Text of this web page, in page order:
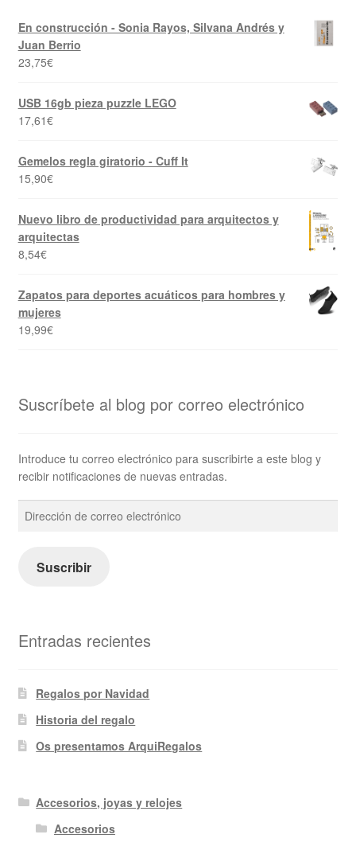
En construcción - Sonia Rayos, Silvana Andrés y
Juan Berrio
23,75€
USB 16gb pieza puzzle LEGO
17,61€
Gemelos regla giratorio - Cuff It
15,90€
Nuevo libro de productividad para arquitectos y
arquitectas
8,54€
Zapatos para deportes acuáticos para hombres y
mujeres
19,99€
Suscríbete al blog por correo electrónico
Introduce tu correo electrónico para suscribirte a este blog y
recibir notificaciones de nuevas entradas.
Dirección
de
electrónico
Suscribir
Entradas recientes
Regalos por Navidad
Historia del regalo
Os presentamos ArquiRegalos
Accesorios, joyas y relojes
Accesorios